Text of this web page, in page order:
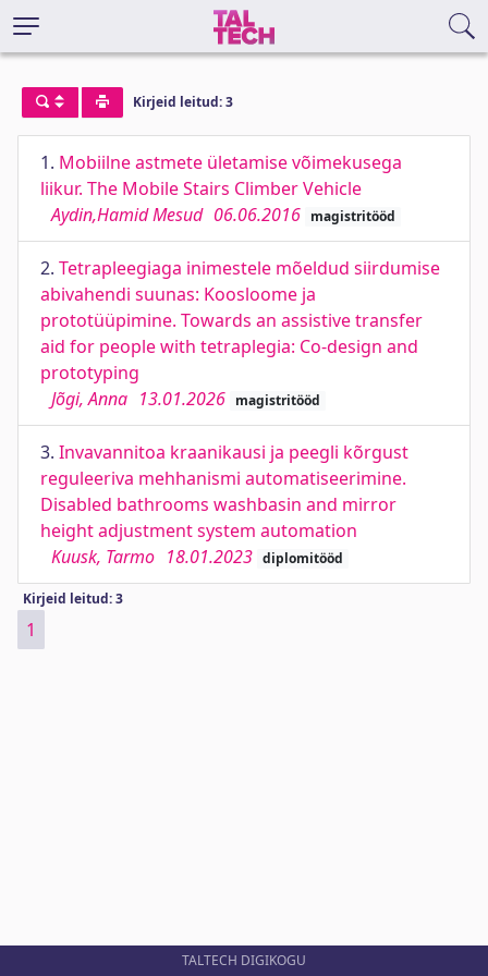
Kirjeid leitud: 3
1. Mobiilne astmete ületamise võimekusega
liikur. The Mobile Stairs Climber Vehicle
Aydin,Hamid Mesud 06.06.2016 magistritööd
2. Tetrapleegiaga inimestele mõeldud siirdumise
abivahendi suunas: Koosloome ja
prototüüpimine. Towards an assistive transfer
aid for people with tetraplegia: Co-design and
prototyping
Jõgi, Anna 13.01.2026 magistritööd
3. Invavannitoa kraanikausi ja peegli kõrgust
reguleeriva mehhanismi automatiseerimine.
Disabled bathrooms washbasin and mirror
height adjustment system automation
Kuusk, Tarmo 18.01.2023 diplomitööd
Kirjeid leitud: 3
1
TALTECH DIGIKOGU